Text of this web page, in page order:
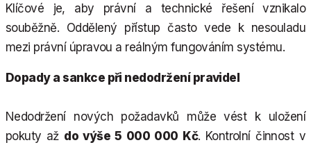
Klíčové je, aby právní a technické řešení vznikalo
souběžně. Oddělený přístup často vede k nesouladu
mezi právní úpravou a reálným fungováním systému.
Dopady a sankce při nedodržení pravidel
Nedodržení nových požadavků může vést k uložení
pokuty až do výše 5 000 000 Kč. Kontrolní činnost v